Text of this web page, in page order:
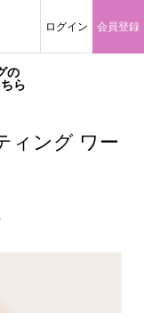
ログイン 会員登録
の
ら
ィング ワー